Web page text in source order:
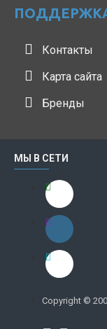
Контакты
Карта сайта
Бренды
МЫ В СЕТИ
Copyright ©